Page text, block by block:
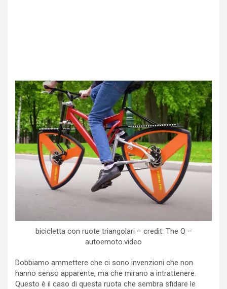
bicicletta con ruote triangolari – credit: The Q –
autoemoto.video
Dobbiamo ammettere che ci sono invenzioni che non
hanno senso apparente, ma che mirano a intrattenere.
Questo è il caso di questa ruota che sembra sfidare le